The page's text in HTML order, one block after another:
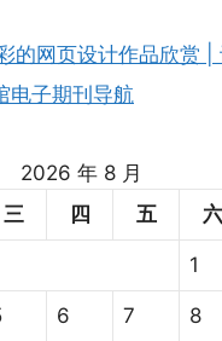
的网页设计作品欣赏 |
电子期刊导航
2026 年 8 月
三 四 五 六
1
6 7 8